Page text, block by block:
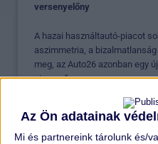
Az Ön adatainak
Mi és partnereink tárolunk és/
versenyelőny
A hazai használtautó-piacot
aszimmetria, a
meg, az Auto26 azonban egy
piacra..."
ELOLVASOM >